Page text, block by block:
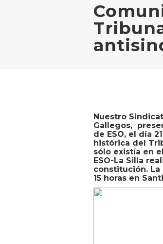
Nuestro
Gallegos,
de ESO, el día
histórica del
sólo existía en
ESO-La Silla
constitución.
15 horas en